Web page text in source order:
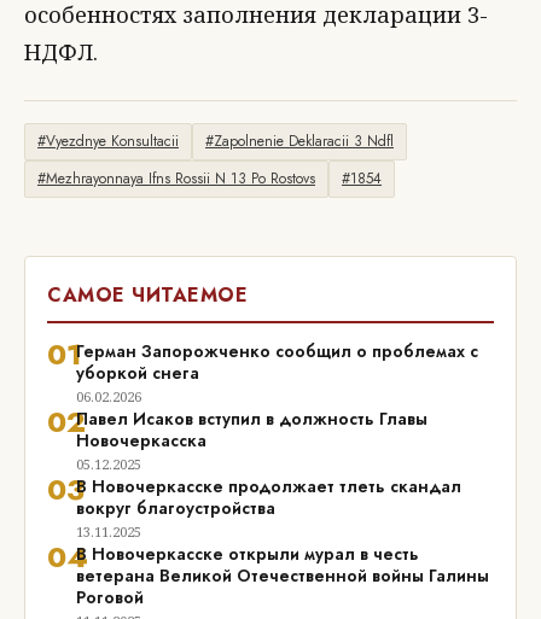
особенностях заполнения декларации 3-
НДФЛ.
#Vyezdnye Konsultacii
#Zapolnenie Deklaracii 3 Ndfl
#Mezhrayonnaya Ifns Rossii N 13 Po Rostovs
#1854
САМОЕ ЧИТАЕМОЕ
01Герман Запорожченко сообщил о проблемах с
уборкой снега
06.02.2026
02Павел Исаков вступил в должность Главы
Новочеркасска
05.12.2025
03В Новочеркасске продолжает тлеть скандал
вокруг благоустройства
13.11.2025
04В Новочеркасске открыли мурал в честь
ветерана Великой Отечественной войны Галины
Роговой